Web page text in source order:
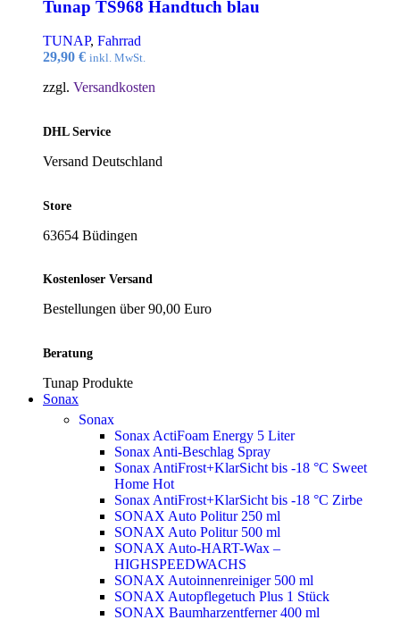
Tunap TS968 Handtuch blau
TUNAP, Fahrrad
29,90 € inkl. MwSt.
zzgl. Versandkosten
DHL Service
Versand Deutschland
Store
63654 Büdingen
Kostenloser Versand
Bestellungen über 90,00 Euro
Beratung
Tunap Produkte
Sonax
Sonax
Sonax ActiFoam Energy 5 Liter
Sonax Anti-Beschlag Spray
Sonax AntiFrost+KlarSicht bis -18 °C Sweet
Home Hot
Sonax AntiFrost+KlarSicht bis -18 °C Zirbe
SONAX Auto Politur 250 ml
SONAX Auto Politur 500 ml
SONAX Auto-HART-Wax –
HIGHSPEEDWACHS
SONAX Autoinnenreiniger 500 ml
SONAX Autopflegetuch Plus 1 Stück
SONAX Baumharzentferner 400 ml